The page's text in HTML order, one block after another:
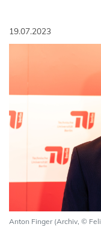
19.07.2023
Anton Finger (Archiv, ©